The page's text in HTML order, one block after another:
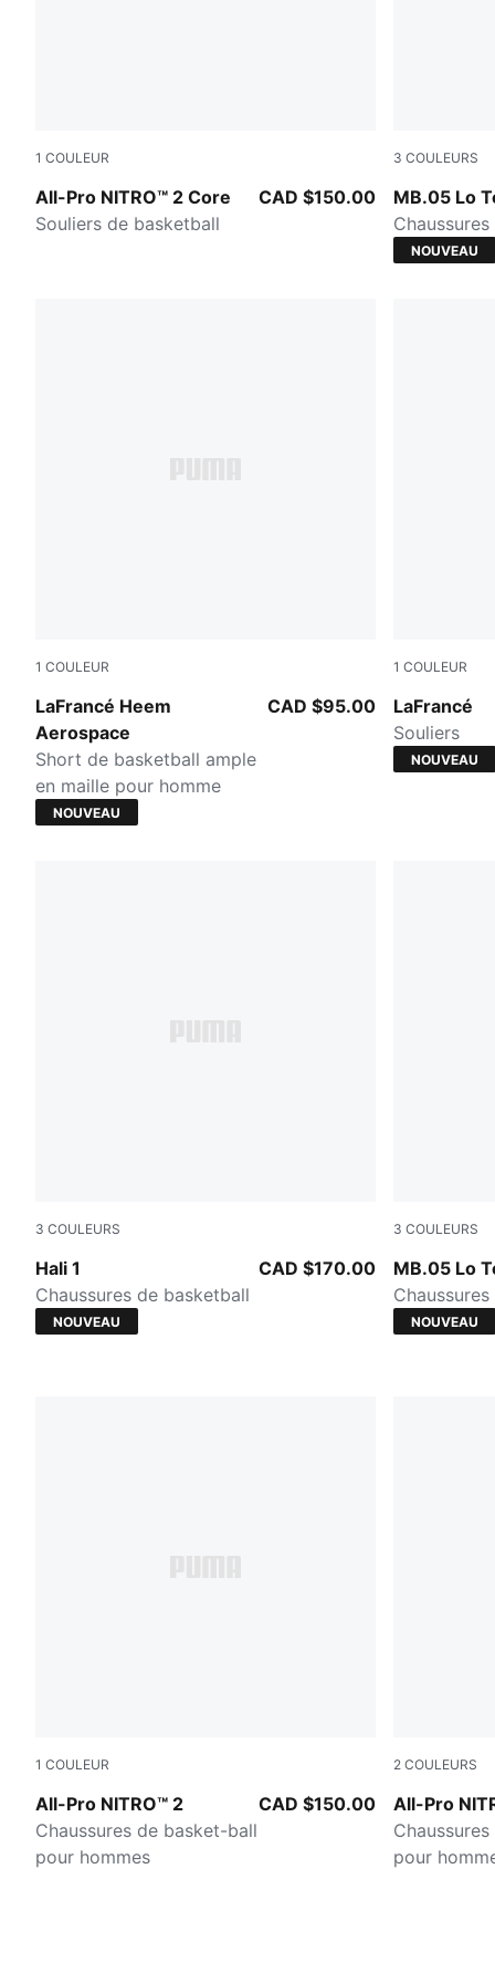
1 COULEUR
All-Pro NITRO™ 2 Core
Gray Echo-PUMA White-PUMA Silver
Souliers de basketball
CAD $150.00
3 COULEURS
MB.05 Lo
PUMA
NOUVEAU
1 COULEUR
LaFrancé Heem
Aerospace
PUMA White-AOP
Short de basketball ample
en maille pour homme
CAD $95.00
NOUVEAU
1 COULEUR
LaFrancé
Cool Light
Souliers
NOUVEAU
3 COULEURS
Hali 1
Cobalt Glaze-Zen Blue
Chaussures de basketball
CAD $170.00
NOUVEAU
3 COULEURS
MB.05 Lo
Ultra Blue-
NOUVEAU
1 COULEUR
All-Pro NITRO™ 2
PUMA Black-Jasmine Flower
Chaussures de basket-ball
pour hommes
CAD $150.00
2 COULEURS
All-Pro
PUMA
pour